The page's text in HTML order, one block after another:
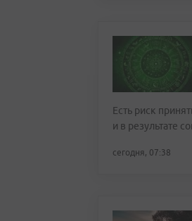
Есть риск
и в результате
сегодня, 07:38